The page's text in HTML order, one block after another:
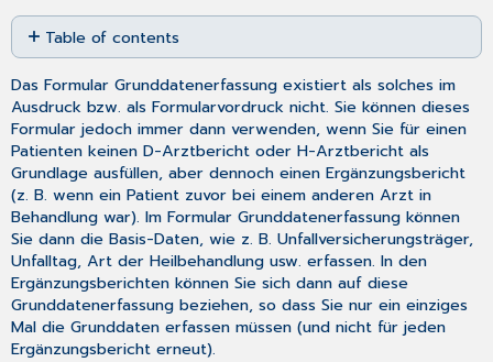
Save
as
PDF
Table of contents
No
headers
Das Formular Grunddatenerfassung existiert als solches im
Ausdruck bzw. als Formularvordruck nicht. Sie können dieses
Formular jedoch immer dann verwenden, wenn Sie für einen
Patienten keinen D-Arztbericht oder H-Arztbericht als
Grundlage ausfüllen, aber dennoch einen Ergänzungsbericht
(z. B. wenn ein Patient zuvor bei einem anderen Arzt in
Behandlung war). Im Formular Grunddatenerfassung können
Sie dann die Basis-Daten, wie z. B. Unfallversicherungsträger,
Unfalltag, Art der Heilbehandlung usw. erfassen. In den
Ergänzungsberichten können Sie sich dann auf diese
Grunddatenerfassung beziehen, so dass Sie nur ein einziges
Mal die Grunddaten erfassen müssen (und nicht für jeden
Ergänzungsbericht erneut).